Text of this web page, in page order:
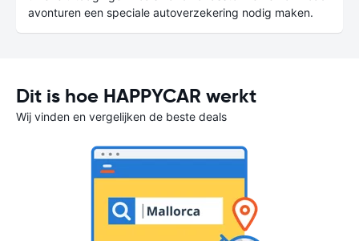
avonturen een speciale autoverzekering nodig maken.
Dit is hoe HAPPYCAR werkt
Wij vinden en vergelijken de beste deals